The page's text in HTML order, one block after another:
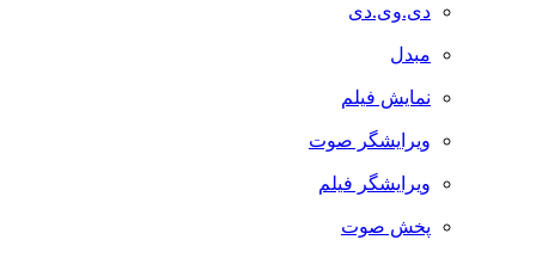
دی.وی.دی
مبدل
نمایش فیلم
ویرایشگر صوت
ویرایشگر فیلم
پخش صوت